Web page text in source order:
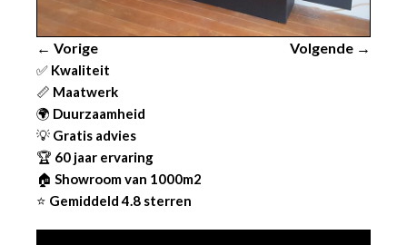
← Vorige Volgende →
✅ Kwaliteit
📏 Maatwerk
🌍 Duurzaamheid
💡 Gratis advies
🏆 60 jaar ervaring
🏠 Showroom van 1000m2
⭐ Gemiddeld 4.8 sterren